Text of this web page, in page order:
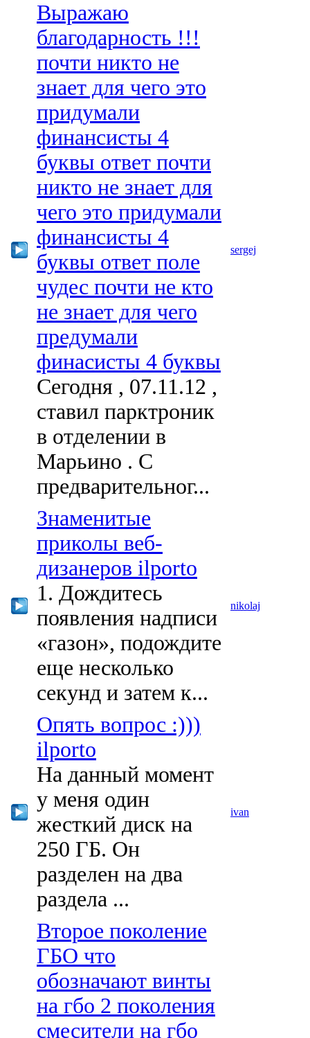
Выражаю
благодарность !!!
почти никто не
знает для чего это
придумали
финансисты 4
буквы ответ почти
никто не знает для
чего это придумали
финансисты 4
буквы ответ поле
чудес почти не кто
не знает для чего
предумали
финасисты 4 буквы
Сегодня , 07.11.12 ,
ставил парктроник
в отделении в
Марьино . С
предварительног...
sergej
Знаменитые
приколы веб-
дизанеров ilporto
1. Дождитесь
появления надписи
«газон», подождите
еще несколько
секунд и затем к...
nikolaj
Опять вопрос :)))
ilporto
На данный момент
у меня один
жесткий диск на
250 ГБ. Он
разделен на два
раздела ...
ivan
Второе поколение
ГБО что
обозначают винты
на гбо 2 поколения
смесители на гбо